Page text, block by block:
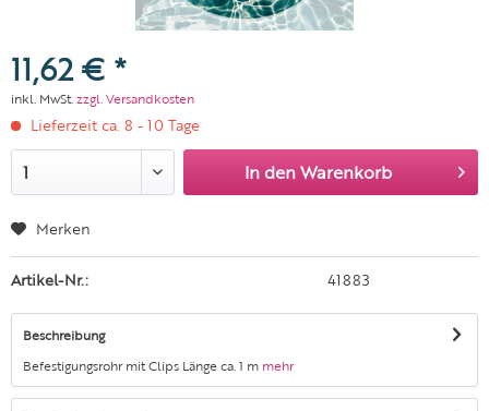
11,62 € *
inkl. MwSt. zzgl. Versandkosten
Lieferzeit ca. 8 - 10 Tage
In den Warenkorb
Merken
Artikel-Nr.: 41883
Beschreibung
Befestigungsrohr mit Clips Länge ca. 1 m mehr